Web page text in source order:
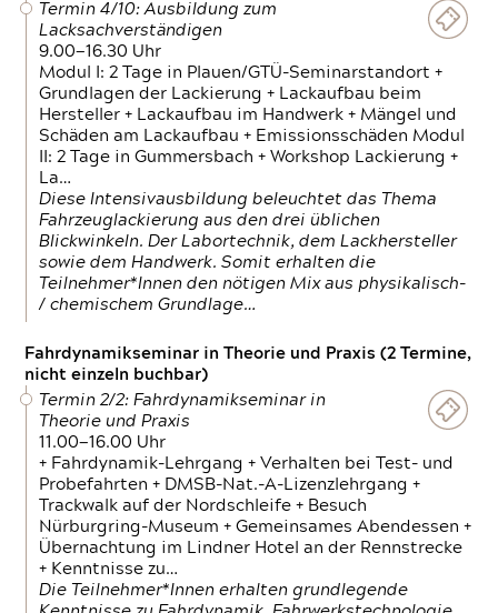
Termin 4/10: Ausbildung zum
Lacksachverständigen
9.00—16.30 Uhr
Modul I: 2 Tage in Plauen/GTÜ-Seminarstandort +
Grundlagen der Lackierung + Lackaufbau beim
Hersteller + Lackaufbau im Handwerk + Mängel und
Schäden am Lackaufbau + Emissionsschäden Modul
II: 2 Tage in Gummersbach + Workshop Lackierung +
La…
Diese Intensivausbildung beleuchtet das Thema
Fahrzeuglackierung aus den drei üblichen
Blickwinkeln. Der Labortechnik, dem Lackhersteller
sowie dem Handwerk. Somit erhalten die
Teilnehmer*Innen den nötigen Mix aus physikalisch-
/ chemischem Grundlage…
Fahrdynamikseminar in Theorie und Praxis (2 Termine,
nicht einzeln buchbar)
Termin 2/2: Fahrdynamikseminar in
Theorie und Praxis
11.00—16.00 Uhr
+ Fahrdynamik-Lehrgang + Verhalten bei Test- und
Probefahrten + DMSB-Nat.-A-Lizenzlehrgang +
Trackwalk auf der Nordschleife + Besuch
Nürburgring-Museum + Gemeinsames Abendessen +
Übernachtung im Lindner Hotel an der Rennstrecke
+ Kenntnisse zu…
Die Teilnehmer*Innen erhalten grundlegende